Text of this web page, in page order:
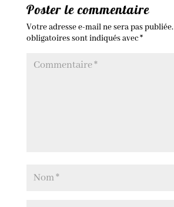
Poster le commentaire
Votre adresse e-mail ne sera pas publiée.
obligatoires sont indiqués avec*